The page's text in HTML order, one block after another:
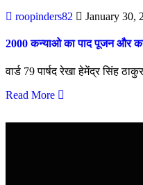
roopinders82 January 30,
2000 कन्याओ का पाद पूजन और
वार्ड 79 पार्षद रेखा हेमेंद्र सिंह
Read More